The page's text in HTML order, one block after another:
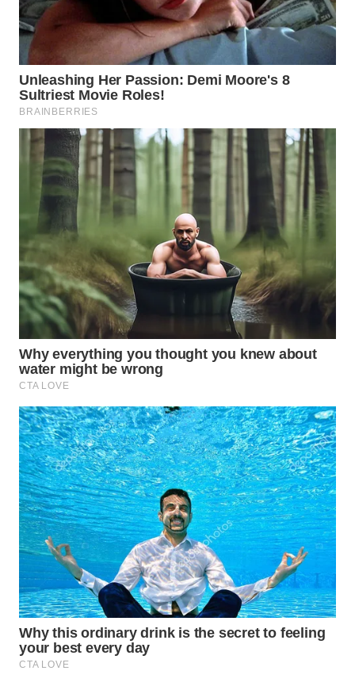
TAPANULI
WN DELI
SERDANG
WN
TEBING
TINGGI
WN
PAKPAK
WN
KARAWANG
BEKASI
WN
BOGOR
WN
DEPOK
WN
TAPANULI
UTARA
WN
SAMOSIR
WN